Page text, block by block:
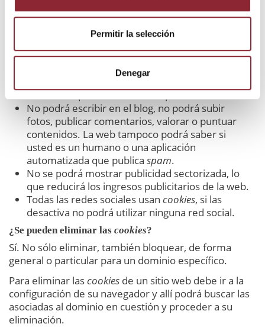
Permitir la selección
Denegar
visitando la tienda física si es que dispone de
geográficas como franja horaria, divisa o idioma.
El sitio web no podrá realizar analíticas web
sobre visitantes y tráfico en la web, lo que
dificultará que la web sea competitiva.
No podrá escribir en el blog, no podrá subir
fotos, publicar comentarios, valorar o puntuar
contenidos. La web tampoco podrá saber si
usted es un humano o una aplicación
automatizada que publica spam.
No se podrá mostrar publicidad sectorizada, lo
que reducirá los ingresos publicitarios de la web.
Todas las redes sociales usan cookies, si las
desactiva no podrá utilizar ninguna red social.
¿Se pueden eliminar las cookies?
Sí. No sólo eliminar, también bloquear, de forma
general o particular para un dominio específico.
Para eliminar lascookies de un sitio web debe ir a la
configuración de su navegador y allí podrá buscar las
asociadas al dominio en cuestión y proceder a su
eliminación.